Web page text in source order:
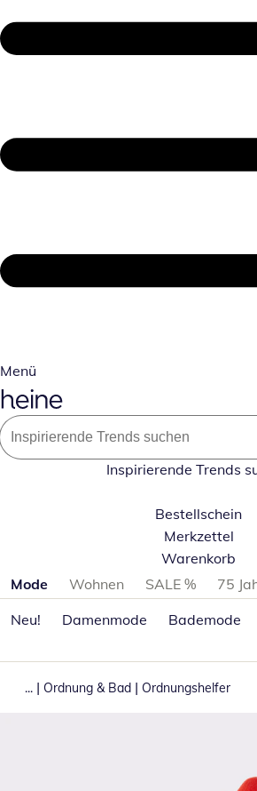
Menü
Inspirierende Trends
Bestellschein
Merkzettel
Warenkorb
Produktkategorien überspringen
Mode Wohnen SALE %
75
Neu!
Damenmode Bademode
... | Ordnung & Bad | Ordnungshelfer